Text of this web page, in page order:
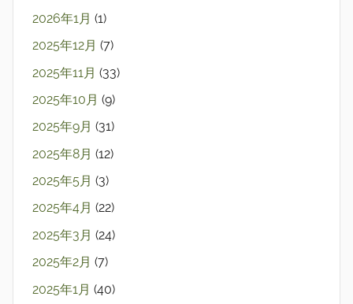
2026年1月 (1)
2025年12月 (7)
2025年11月 (33)
2025年10月 (9)
2025年9月 (31)
2025年8月 (12)
2025年5月 (3)
2025年4月 (22)
2025年3月 (24)
2025年2月 (7)
2025年1月 (40)